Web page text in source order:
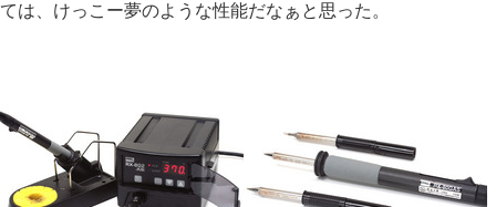
ては、けっこー夢のような性能だなぁと思った。